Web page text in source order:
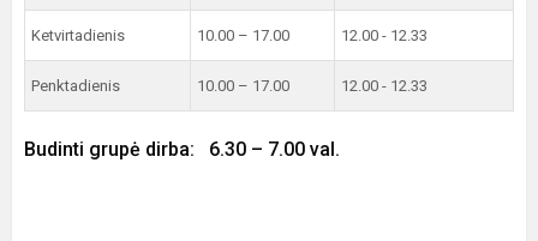
Ketvirtadienis 10.00 – 17.00 12.00 - 12.33
Penktadienis 10.00 – 17.00 12.00 - 12.33
Budinti grupė dirba: 6.30 – 7.00 val.